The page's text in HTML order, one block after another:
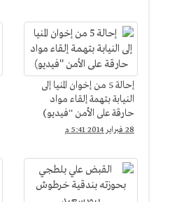
إحالة 5 من إخوان المنيا إلى
النيابة بتهمة إلقاء مواد
حارقة على الأمن ''فيديو)
28 فبراير 2014 5:41 م